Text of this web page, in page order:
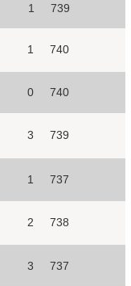
1 739
1 740
0 740
3 739
1 737
2 738
3 737